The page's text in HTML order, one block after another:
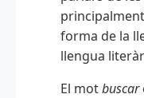
forma de la
llengua
El motbuscar